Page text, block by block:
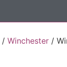
/ Winchester /